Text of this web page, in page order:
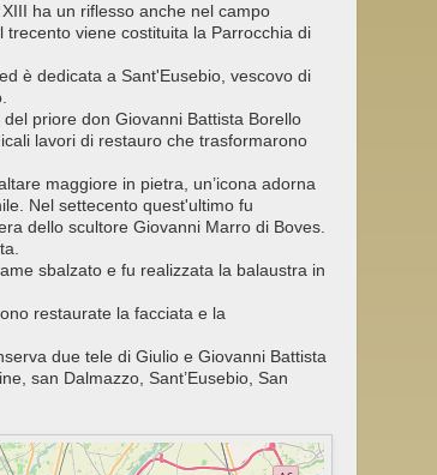
ha un riflesso anche nel campo
viene costituita la Parrocchia di
è dedicata a Sant'Eusebio, vescovo di
priore don Giovanni Battista Borello
lavori di restauro che trasformarono
maggiore in pietra, un’icona adorna
Nel settecento quest'ultimo fu
dello scultore Giovanni Marro di Boves.
sbalzato e fu realizzata la balaustra in
restaurate la facciata e la
due tele di Giulio e Giovanni Battista
san Dalmazzo, Sant’Eusebio, San